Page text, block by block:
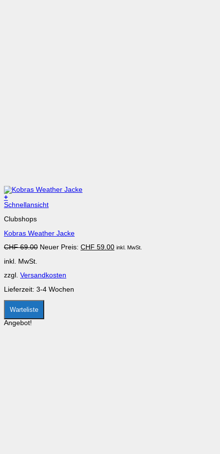
+
Dieses
weist
Varianten
Die
können
der
Produktseite
gewählt
werden
Schnellansicht
Clubshops
Kobras Weather Jacke
CHF69.00 Ursprünglicher
Neuer Preis: CHF 59.00Aktueller
inkl. MwSt.
inkl. MwSt.
zzgl. Versandkosten
Lieferzeit: 3-4 Wochen
Warteliste
Angebot!